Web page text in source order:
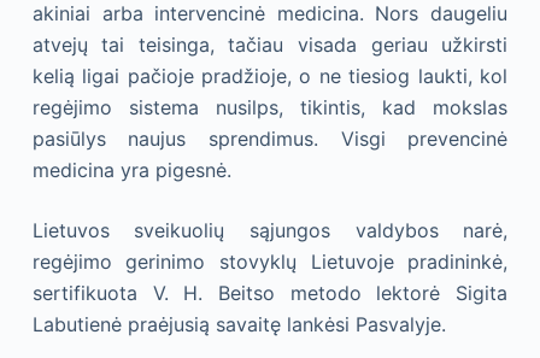
akiniai arba intervencinė medicina. Nors daugeliu
atvejų tai teisinga, tačiau visada geriau užkirsti
kelią ligai pačioje pradžioje, o ne tiesiog laukti, kol
regėjimo sistema nusilps, tikintis, kad mokslas
pasiūlys naujus sprendimus. Visgi prevencinė
medicina yra pigesnė.
Lietuvos sveikuolių sąjungos valdybos narė,
regėjimo gerinimo stovyklų Lietuvoje pradininkė,
sertifikuota V. H. Beitso metodo lektorė Sigita
Labutienė praėjusią savaitę lankėsi Pasvalyje.